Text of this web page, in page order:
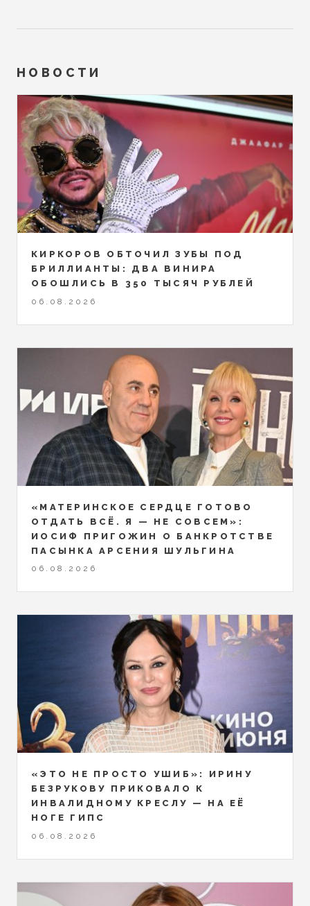
НОВОСТИ
КИРКОРОВ ОБТОЧИЛ ЗУБЫ ПОД
БРИЛЛИАНТЫ: ДВА ВИНИРА
ОБОШЛИСЬ В 350 ТЫСЯЧ РУБЛЕЙ
06.08.2026
«МАТЕРИНСКОЕ СЕРДЦЕ ГОТОВО
ОТДАТЬ ВСЁ. Я — НЕ СОВСЕМ»:
ИОСИФ ПРИГОЖИН О БАНКРОТСТВЕ
ПАСЫНКА АРСЕНИЯ ШУЛЬГИНА
06.08.2026
«ЭТО НЕ ПРОСТО УШИБ»: ИРИНУ
БЕЗРУКОВУ ПРИКОВАЛО К
ИНВАЛИДНОМУ КРЕСЛУ — НА ЕЁ
НОГЕ ГИПС
06.08.2026